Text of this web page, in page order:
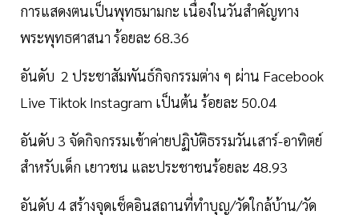
การแสดงตนเป็นพุทธมามกะ เนื่องในวันสำคัญทาง
พระพุทธศาสนา ร้อยละ 68.36
อันดับ 2 ประชาสัมพันธ์กิจกรรมต่าง ๆ ผ่าน Facebook
Live Tiktok Instagram เป็นต้น ร้อยละ 50.04
อันดับ 3 จัดกิจกรรมเข้าค่ายปฏิบัติธรรมวันเสาร์-อาทิตย์
สำหรับเด็ก เยาวชน และประชาชนร้อยละ 48.93
อันดับ 4 สร้างจุดเช็คอินสถานที่ทำบุญ/วัดใกล้บ้าน/วัด